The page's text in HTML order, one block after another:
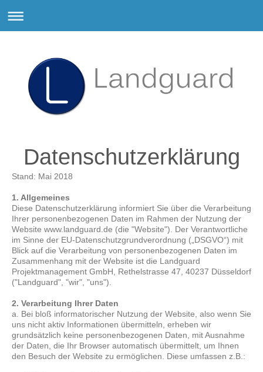
Datenschutzerklärung
Stand: Mai 2018
1. Allgemeines
Diese Datenschutzerklärung informiert Sie über die Verarbeitung
Ihrer personenbezogenen Daten im Rahmen der Nutzung der
Website www.landguard.de (die "Website"). Der Verantwortliche
im Sinne der EU-Datenschutzgrundverordnung („DSGVO“) mit
Blick auf die Verarbeitung von personenbezogenen Daten im
Zusammenhang mit der Website ist die Landguard
Projektmanagement GmbH, Rethelstrasse 47, 40237 Düsseldorf
("Landguard", "wir", "uns").
2. Verarbeitung Ihrer Daten
a. Bei bloß informatorischer Nutzung der Website, also wenn Sie
uns nicht aktiv Informationen übermitteln, erheben wir
grundsätzlich keine personenbezogenen Daten, mit Ausnahme
der Daten, die Ihr Browser automatisch übermittelt, um Ihnen
den Besuch der Website zu ermöglichen. Diese umfassen z.B.: